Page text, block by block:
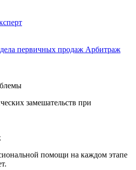
первичных продаж Арбитраж
замешательств при
помощи на каждом этапе